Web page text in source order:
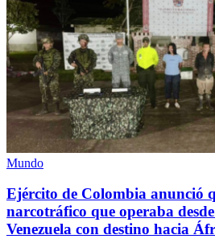
Mundo
Ejército de Colombia anunció
narcotráfico que operaba
Venezuela con destino hacia